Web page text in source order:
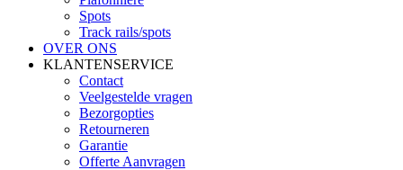
Spots
Track rails/spots
OVER ONS
KLANTENSERVICE
Contact
Veelgestelde vragen
Bezorgopties
Retourneren
Garantie
Offerte Aanvragen